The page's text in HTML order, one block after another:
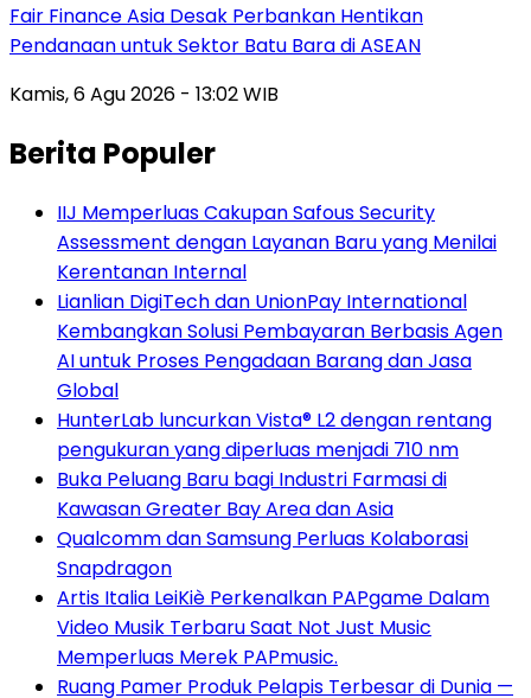
Fair Finance Asia Desak Perbankan Hentikan
Pendanaan untuk Sektor Batu Bara di ASEAN
Kamis, 6 Agu 2026 - 13:02 WIB
Berita Populer
IIJ Memperluas Cakupan Safous Security
Assessment dengan Layanan Baru yang Menilai
Kerentanan Internal
Lianlian DigiTech dan UnionPay International
Kembangkan Solusi Pembayaran Berbasis Agen
AI untuk Proses Pengadaan Barang dan Jasa
Global
HunterLab luncurkan Vista® L2 dengan rentang
pengukuran yang diperluas menjadi 710 nm
Buka Peluang Baru bagi Industri Farmasi di
Kawasan Greater Bay Area dan Asia
Qualcomm dan Samsung Perluas Kolaborasi
Snapdragon
Artis Italia LeiKiè Perkenalkan PAPgame Dalam
Video Musik Terbaru Saat Not Just Music
Memperluas Merek PAPmusic.
Ruang Pamer Produk Pelapis Terbesar di Dunia —